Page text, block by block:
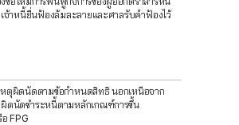
จ้าหนี้ยื่นฟ้องล้มละลายและศาลรับคำฟ้องไว้
หตุผิดนัดตามข้อกำหนดสิทธิ นอกเหนือจาก
ผิดนัดชำระหนี้ตามหลักเกณฑ์การขึ้น
FPG